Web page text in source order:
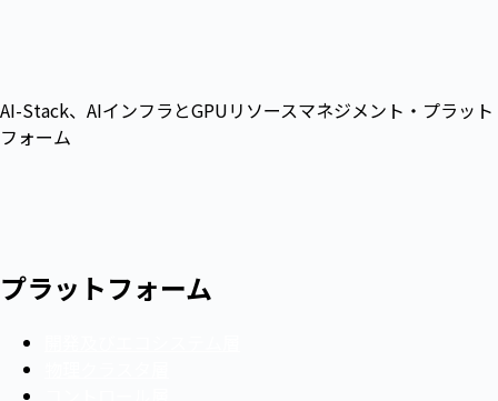
AI-Stack、AIインフラとGPUリソースマネジメント・プラット
フォーム
プラットフォーム